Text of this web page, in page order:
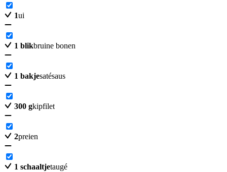
1ui
1 blikbruine bonen
1 bakjesatésaus
300 gkipfilet
2preien
1 schaaltjetaugé